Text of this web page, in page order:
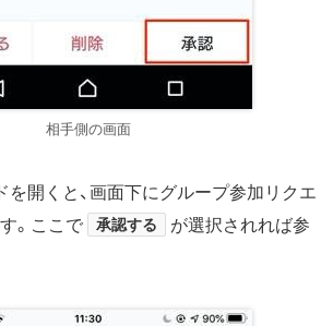
相手側の画面
を開くと、画面下にグループ参加リクエ
。ここで
承認する
が選択されれば参